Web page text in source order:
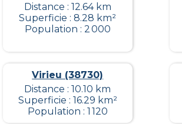
Distance : 12.64 km
Superficie : 8.28 km²
Population : 2 000
Virieu (38730)
Distance : 10.10 km
Superficie : 16.29 km²
Population : 1 120